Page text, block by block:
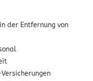
der Entfernung von